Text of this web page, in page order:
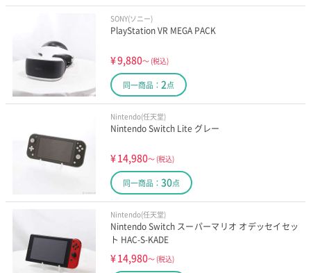
SONY(ソニー)
PlayStation VR MEGA PACK
¥9,880～ (税込)
同一商品： 2点
Nintendo(任天堂)
Nintendo Switch Lite グレー
¥14,980～ (税込)
同一商品： 30点
Nintendo(任天堂)
Nintendo Switch スーパーマリオ オデッセイセッ
ト HAC-S-KADE
¥14,980～ (税込)